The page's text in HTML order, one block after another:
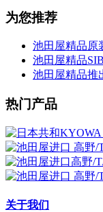
为您推荐
池田屋精品原
池田屋精品
池田屋精品推
热门产品
关于我们